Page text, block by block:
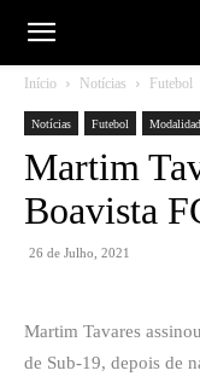
Início Notícias Futebol
Notícias Futebol
Martim
Boavista
26 de Julho, 2021
Martim Tavares
de Sub-19, depois de